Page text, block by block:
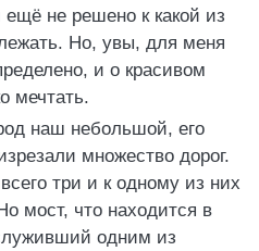
не решено к какой из
Но, увы, для меня
и о красивом
мечтать.
наш небольшой, его
множество дорог.
три и к одному из них
мост, что находится в
одним из